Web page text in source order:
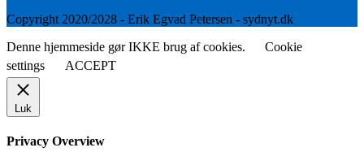
Copyright 2020/2028 - Erik Egvad Petersen - sydnyt.dk
Denne hjemmeside gør IKKE brug af cookies.
Cookie
settings
ACCEPT
Luk
Privacy Overview